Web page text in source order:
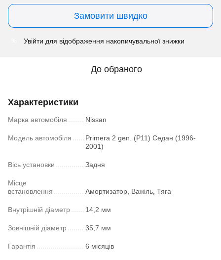
Замовити швидко
Увійти для відображення накопичувальної знижки
До обраного
Характеристики
Марка автомобіля Nissan
Модель автомобіля
Primera 2 gen. (P11) Седан (1996-
2001)
Вісь установки Задня
Місце
встановлення
Амортизатор, Важіль, Тяга
Внутрішній діаметр 14,2 мм
Зовнішній діаметр 35,7 мм
Гарантія 6 місяців